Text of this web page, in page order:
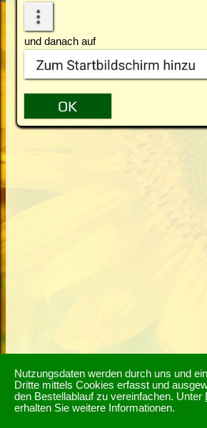
Nutzungsdaten werden durch uns und
Dritte mittels Cookies erfasst und
den Bestellablauf zu vereinfachen. Unter
erhalten Sie weitere Informationen.
und danach auf